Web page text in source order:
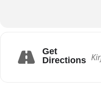
Get
Directions